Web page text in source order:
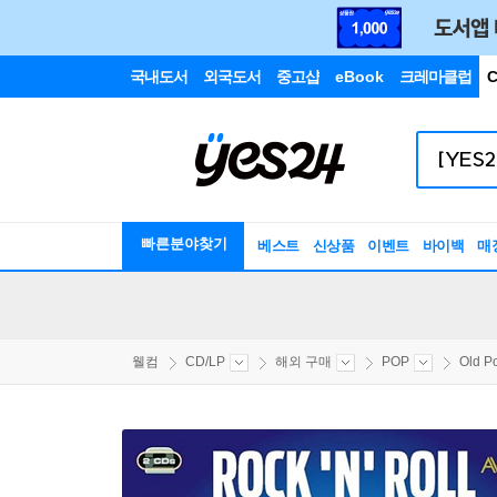
국내도서 외국도서 중고샵 eBook 크레마클럽
빠른분야찾기 베스트 신상품 이벤트 바이백 매
웰컴 CD/LP 해외 구매 POP Old